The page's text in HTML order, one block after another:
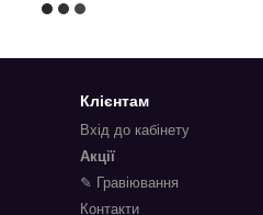
Клієнтам
Вхід до кабінету
Акції
✎ Гравіювання
Контакти